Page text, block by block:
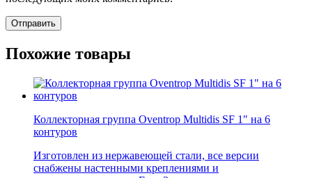
Похожие товары
Коллекторная группа Oventrop Multidis SF 1″ на 6
контуров
Изготовлен из нержавеющей стали, все версии
снабжены настенными креплениями и